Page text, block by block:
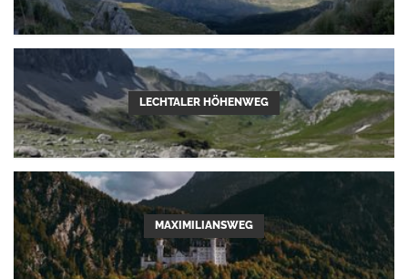
LECHTALER HÖHENWEG
MAXIMILIANSWEG